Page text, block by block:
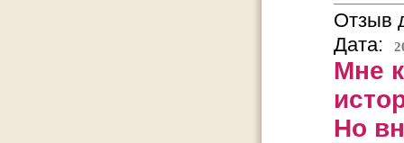
Отзыв
Дата:
Мне
Но